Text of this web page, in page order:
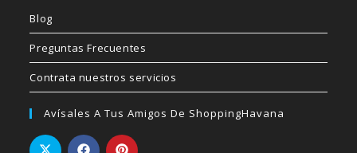
Blog
Preguntas Frecuentes
Contrata nuestros servicios
Avísales A Tus Amigos De ShoppingHavana